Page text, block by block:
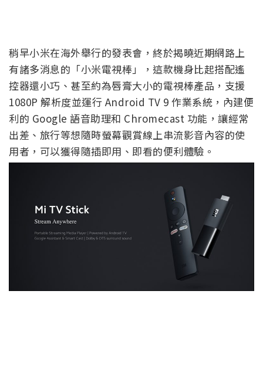
稍早小米在海外舉行的發表會，終於揭曉近期網路上
有諸多消息的「小米電視棒」，這款機身比起搭配遙
控器還小巧、甚至約為唇膏大小的電視棒產品，支援
1080P 解析度並運行 Android TV 9 作業系統，內建便
利的 Google 語音助理和 Chromecast 功能，讓經常
出差、旅行等想隨時螢幕觀賞線上串流影音內容的使
用者，可以獲得隨插即用、即看的便利體驗。